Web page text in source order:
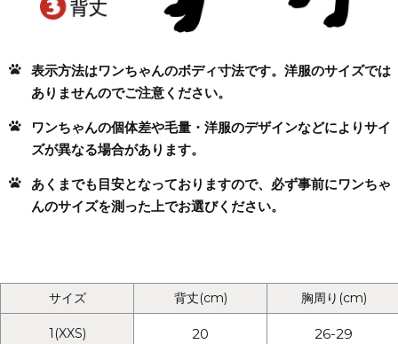
表示方法はワンちゃんのボディ寸法です。洋服のサイズでは
ありませんのでご注意ください。
ワンちゃんの個体差や毛量・洋服のデザインなどによりサイ
ズが異なる場合があります。
あくまでも目安となっておりますので、必ず事前にワンちゃ
んのサイズを測った上でお選びください。
サイズ 背丈(cm) 胸周り (cm)
1 (XXS) 20 26-29